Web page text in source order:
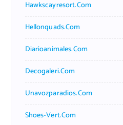
Hawkscayresort.com
Hellonquads.com
Diarioanimales.com
Decogaleri.com
Unavozparadios.com
Shoes-Vert.com